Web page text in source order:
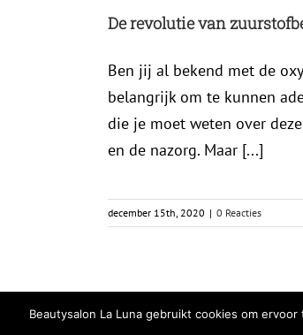
De revolutie van
Ben jij al bekend met de
belangrijk om te kunnen
die je moet weten over
en de nazorg. Maar [...]
december 15th, 2020 | 0 Reacties
Beautysalon La Luna gebruikt cookies om